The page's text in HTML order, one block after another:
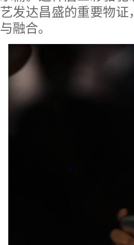
艺发达昌盛的重要物
与融合。